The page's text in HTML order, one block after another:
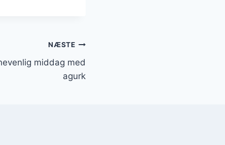
NÆSTE
middag med
agurk